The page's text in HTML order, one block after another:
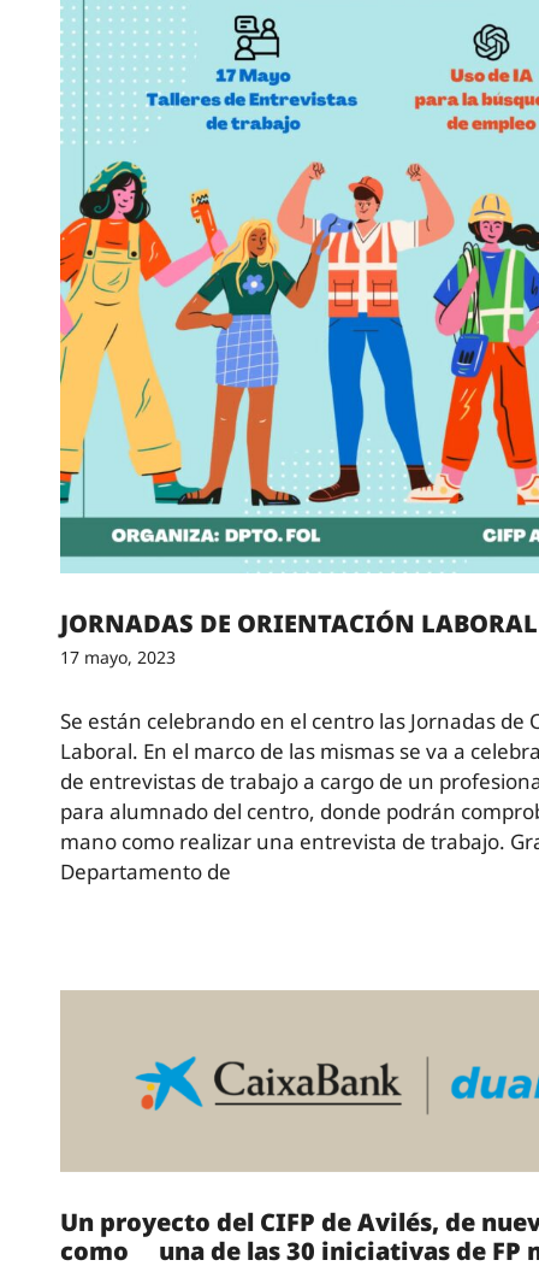
JORNADAS DE ORIENTACIÓN LABORAL
17 mayo, 2023
Se están celebrando en el centro las Jornadas de
Laboral. En el marco de las mismas se va a
de entrevistas de trabajo a cargo de un
para alumnado del centro, donde podrán
mano como realizar una entrevista de trabajo.
Departamento de
Un proyecto del CIFP de Avilés, de
como una de las 30 iniciativas de FP